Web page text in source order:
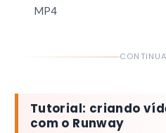
MP4
Tutorial: criando
com o Runway